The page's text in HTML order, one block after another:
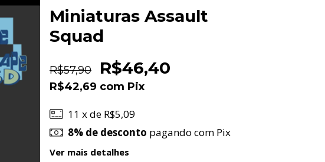
Miniaturas Assault
Squad
R$57,90 R$46,40
R$42,69 com Pix
11 x de R$5,09
8% de desconto pagando com Pix
Ver mais detalhes